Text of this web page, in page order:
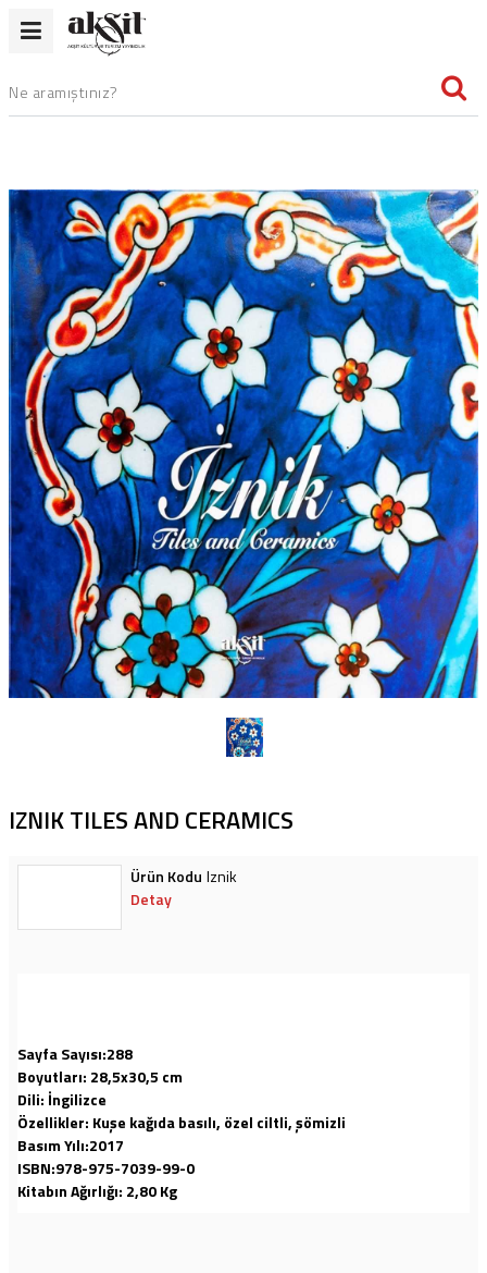
IZNIK TILES AND CERAMICS
Iznik
Detay
Sayfa Sayısı:288
Boyutları: 28,5x30,5 cm
Dili: İngilizce
Özellikler: Kuşe kağıda basılı, özel ciltli, şömizli
Basım Yılı:2017
ISBN:978-975-7039-99-0
Kitabın Ağırlığı: 2,80 Kg